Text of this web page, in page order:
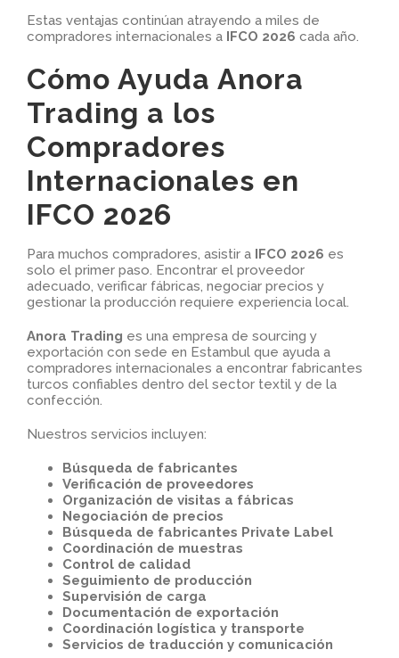
Estas ventajas continúan atrayendo a miles de
compradores internacionales a IFCO 2026 cada año.
Cómo Ayuda Anora
Trading a los
Compradores
Internacionales en
IFCO 2026
Para muchos compradores, asistir a IFCO 2026 es
solo el primer paso. Encontrar el proveedor
adecuado, verificar fábricas, negociar precios y
gestionar la producción requiere experiencia local.
Anora Trading es una empresa de sourcing y
exportación con sede en Estambul que ayuda a
compradores internacionales a encontrar fabricantes
turcos confiables dentro del sector textil y de la
confección.
Nuestros servicios incluyen:
Búsqueda de fabricantes
Verificación de proveedores
Organización de visitas a fábricas
Negociación de precios
Búsqueda de fabricantes Private Label
Coordinación de muestras
Control de calidad
Seguimiento de producción
Supervisión de carga
Documentación de exportación
Coordinación logística y transporte
Servicios de traducción y comunicación